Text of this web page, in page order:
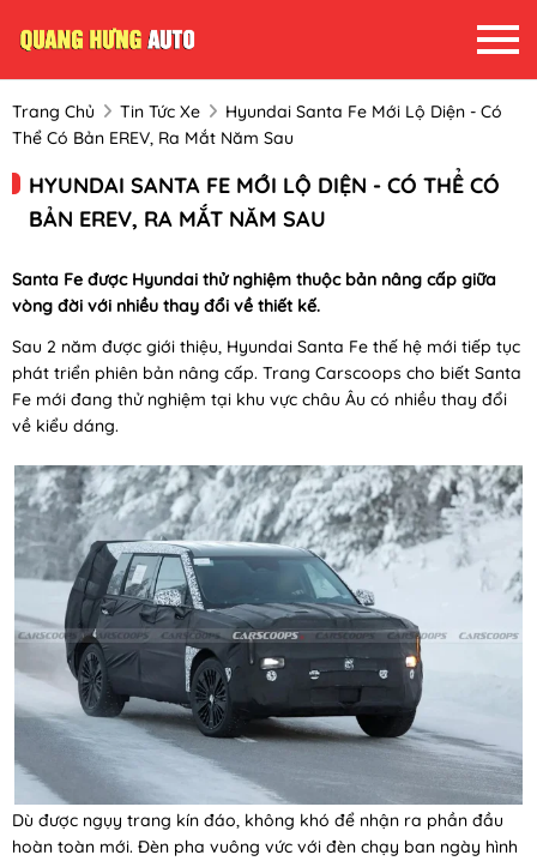
Trang Chủ Tin Tức Xe
Hyundai Santa Fe Mới Lộ Diện - Có
Thể Có Bản EREV, Ra Mắt Năm Sau
HYUNDAI SANTA FE MỚI LỘ DIỆN - CÓ THỂ CÓ
BẢN EREV, RA MẮT NĂM SAU
Santa Fe được Hyundai thử nghiệm thuộc bản nâng cấp giữa
vòng đời với nhiều thay đổi về thiết kế.
Sau 2 năm được giới thiệu, Hyundai Santa Fe thế hệ mới tiếp tục
phát triển phiên bản nâng cấp. Trang Carscoops cho biết Santa
Fe mới đang thử nghiệm tại khu vực châu Âu có nhiều thay đổi
về kiểu dáng.
Dù được ngụy trang kín đáo, không khó để nhận ra phần đầu
hoàn toàn mới. Đèn pha vuông vức với đèn chạy ban ngày hình